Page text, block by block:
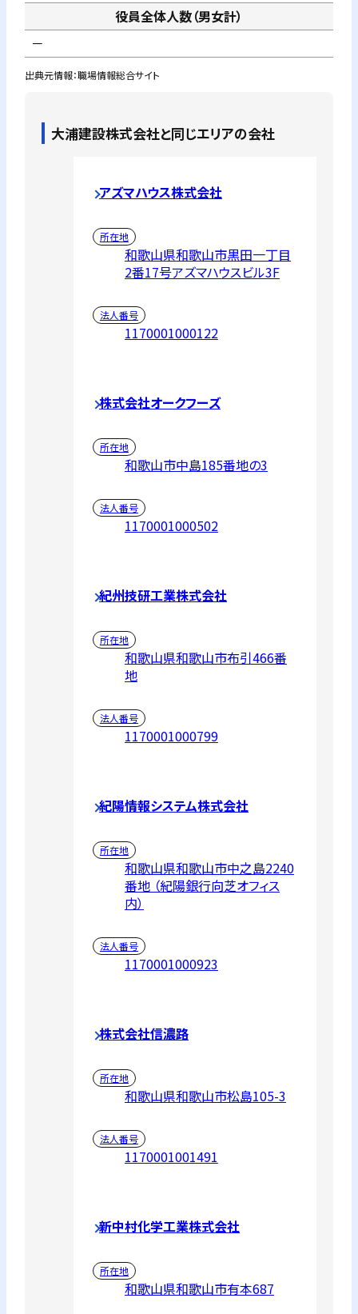
役員全体人数（男女計）
－
出典元情報：職場情報総合サイト
大浦建設株式会社と同じエリアの会社
アズマハウス株式会社
所在地
和歌山県和歌山市黒田一丁目
2番17号アズマハウスビル3F
法人番号
1170001000122
株式会社オークフーズ
所在地
和歌山市中島185番地の3
法人番号
1170001000502
紀州技研工業株式会社
所在地
和歌山県和歌山市布引466番
地
法人番号
1170001000799
紀陽情報システム株式会社
所在地
和歌山県和歌山市中之島2240
番地 （紀陽銀行向芝オフィス
内）
法人番号
1170001000923
株式会社信濃路
所在地
和歌山県和歌山市松島105-3
法人番号
1170001001491
新中村化学工業株式会社
所在地
和歌山県和歌山市有本687